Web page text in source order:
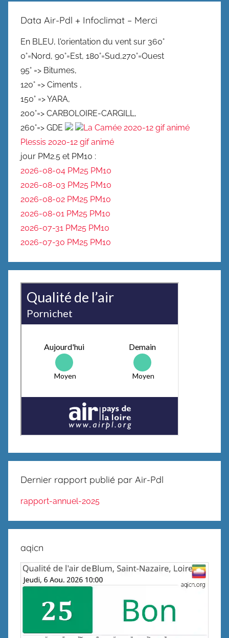
Data Air-Pdl + Infoclimat – Merci
En BLEU, l'orientation du vent sur 360°
0°=Nord, 90°=Est, 180°=Sud,270°=Ouest
95° => Bitumes,
120° => Ciments ,
150° => YARA,
200°=> CARBOLOIRE-CARGILL,
260°=> GDE
La Camée 2020-12 gif animé
Plessis 2020-12 gif animé
jour PM2.5 et PM10 :
2026-08-04 PM25 PM10
2026-08-03 PM25 PM10
2026-08-02 PM25 PM10
2026-08-01 PM25 PM10
2026-07-31 PM25 PM10
2026-07-30 PM25 PM10
Dernier rapport publié par Air-Pdl
rapport-annuel-2025
aqicn